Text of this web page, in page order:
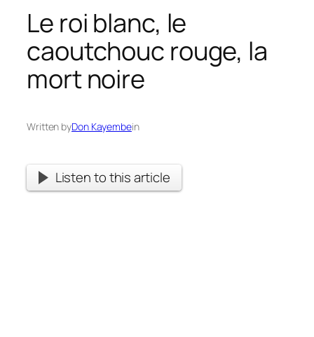
Le roi blanc, le
caoutchouc rouge, la
mort noire
Written byDon Kayembein
Listen to this article